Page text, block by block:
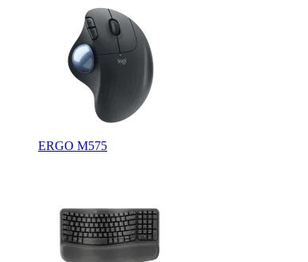
ERGO M575